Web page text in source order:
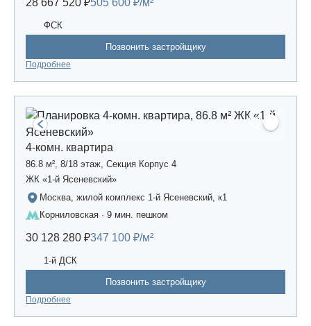
ФСК
Позвонить застройщику
Подробнее
4-комн. квартира
86.8 м², 8/18 этаж, Секция Корпус 4
ЖК «1-й Ясеневский»
Москва, жилой комплекс 1-й Ясеневский, к1
Корниловская · 9 мин. пешком
30 128 280 ₽347 100 ₽/м²
1-й ДСК
Позвонить застройщику
Подробнее